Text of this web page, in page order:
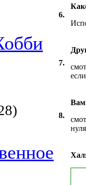
6.
7.
8.
Вам